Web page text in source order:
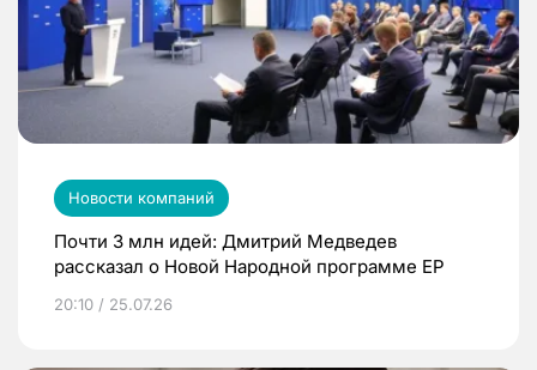
Новости компаний
Почти 3 млн идей: Дмитрий Медведев
рассказал о Новой Народной программе ЕР
20:10 / 25.07.26